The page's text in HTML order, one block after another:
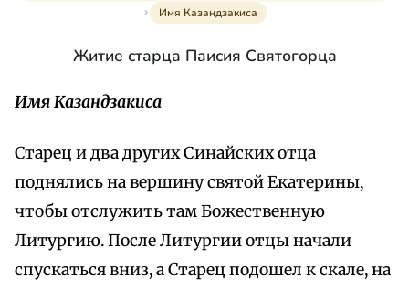
Имя Казандзакиса
Житие старца Паисия Святогорца
Имя Казандзакиса
Старец и два других Синайских отца
поднялись на вершину святой Екатерины,
чтобы отслужить там Божественную
Литургию. После Литургии отцы начали
спускаться вниз, а Старец подошел к скале, на